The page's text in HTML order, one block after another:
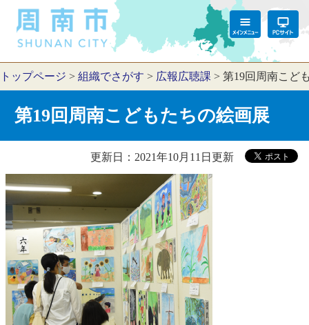
トップページ > 組織でさがす > 広報広聴課 > 第19回周南こど
第19回周南こどもたちの絵画展
更新日：2021年10月11日更新